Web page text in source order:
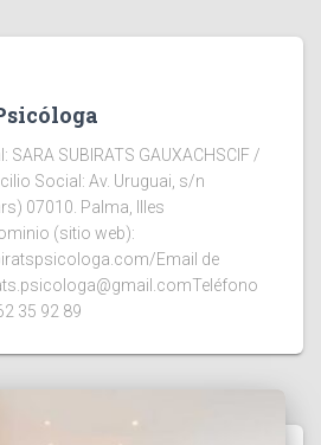
SUBIRATS GAUXACHSCIF /
Social: Av. Uruguai, s/n
07010. Palma, Illes
(sitio web):
Email de
35 92 89